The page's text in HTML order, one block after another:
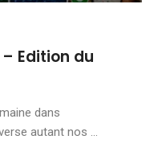
Edition du
dans
autant nos ...